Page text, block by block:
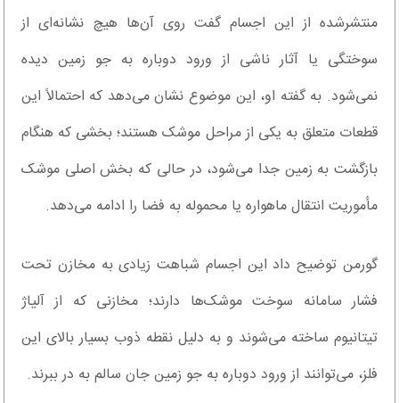
منتشرشده از این اجسام گفت روی آن‌ها هیچ نشانه‌ای از
سوختگی یا آثار ناشی از ورود دوباره به جو زمین دیده
نمی‌شود. به گفته او، این موضوع نشان می‌دهد که احتمالاً این
قطعات متعلق به یکی از مراحل موشک هستند؛ بخشی که هنگام
بازگشت به زمین جدا می‌شود، در حالی که بخش اصلی موشک
مأموریت انتقال ماهواره یا محموله به فضا را ادامه می‌دهد.
گورمن توضیح داد این اجسام شباهت زیادی به مخازن تحت
فشار سامانه سوخت موشک‌ها دارند؛ مخازنی که از آلیاژ
تیتانیوم ساخته می‌شوند و به دلیل نقطه ذوب بسیار بالای این
فلز، می‌توانند از ورود دوباره به جو زمین جان سالم به در ببرند.